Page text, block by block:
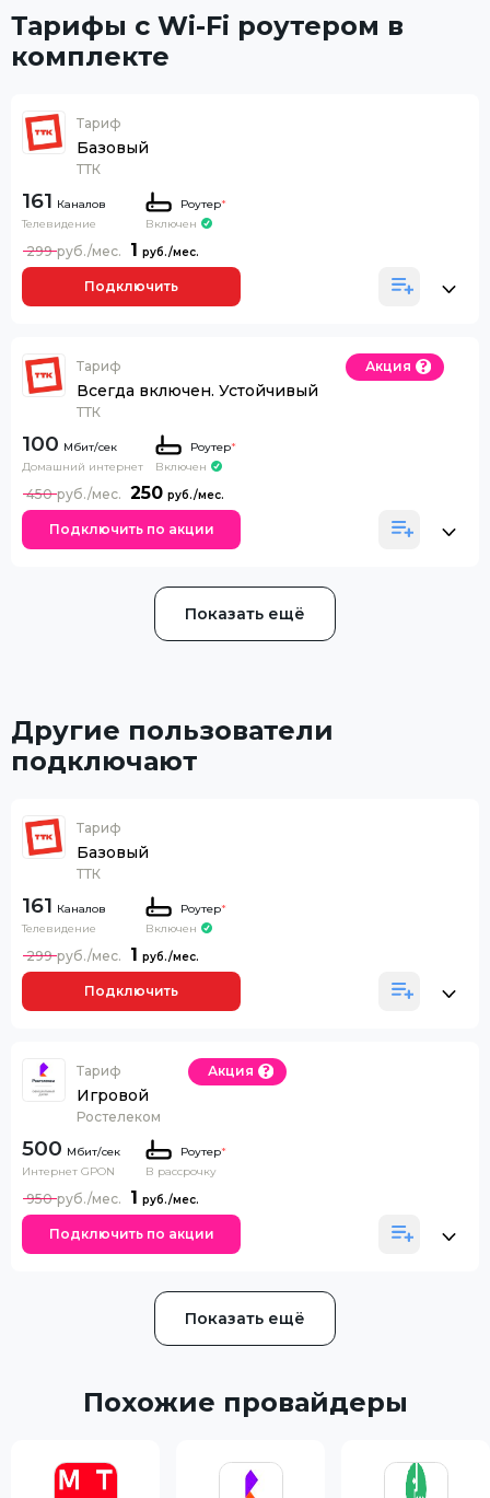
Тарифы с Wi-Fi роутером в
комплекте
Тариф
Базовый
ТТК
161 Каналов
Телевидение
Роутер*
Включен
1
299
Подключить
Тариф
Всегда включен. Устойчивый
ТТК
Акция
100
Домашний интернет
Роутер*
Включен
250
450
Подключить по акции
Показать ещё
Другие пользователи
подключают
Тариф
Базовый
ТТК
161 Каналов
Телевидение
Роутер*
Включен
1
299
Подключить
Тариф
Игровой
Ростелеком
Акция
500
Интернет GPON
Роутер*
В рассрочку
1
950
Подключить по акции
Показать ещё
Похожие провайдеры